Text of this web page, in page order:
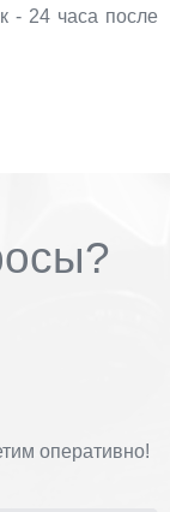
- 24 часа после
оперативно!